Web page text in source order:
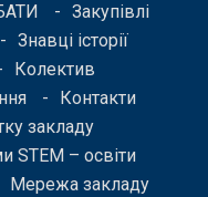
Закупівлі
Знавці історії
Колектив
Контакти
закладу
– освіти
Мережа закладу